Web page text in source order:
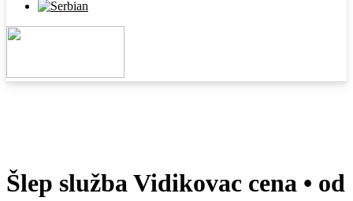
Šlep služba Vidikovac cena • od